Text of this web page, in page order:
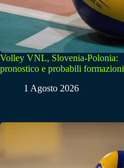
Volley VNL, Slovenia-Polonia:
pronostico e probabili formazioni
1 Agosto 2026